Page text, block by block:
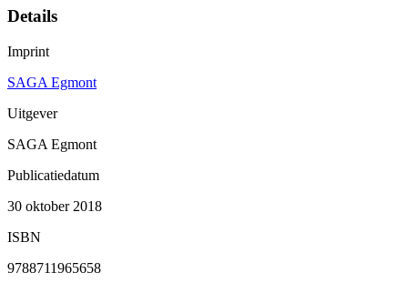
Details
Imprint
SAGA Egmont
Uitgever
SAGA Egmont
Publicatiedatum
30 oktober 2018
ISBN
9788711965658